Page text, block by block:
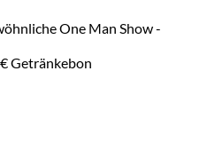
One Man Show -
Getränkebon